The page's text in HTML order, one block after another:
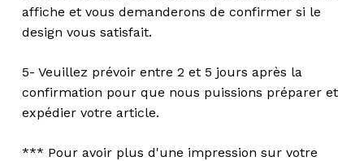
affiche et vous demanderons de confirmer si le
design vous satisfait.
5- Veuillez prévoir entre 2 et 5 jours après la
confirmation pour que nous puissions préparer et
expédier votre article.
*** Pour avoir plus d'une impression sur votre